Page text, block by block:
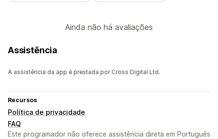
Ainda não há avaliações
Assistência
A assistência da app é prestada por Cross Digital Ltd.
Recursos
Política de privacidade
FAQ
Este programador não oferece assistência direta em Português